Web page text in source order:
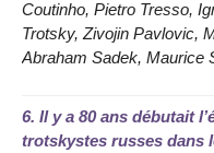
Coutinho, Pietro Tresso,
Trotsky, Zivojin Pavlovic,
Abraham Sadek, Maurice
6. Il y a 80 ans débutait
trotskystes russes dans